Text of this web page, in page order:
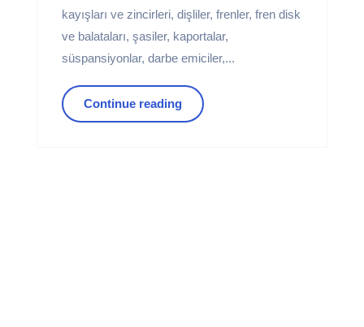
kayışları ve zincirleri, dişliler, frenler, fren disk
ve balataları, şasiler, kaportalar,
süspansiyonlar, darbe emiciler,...
Continue reading